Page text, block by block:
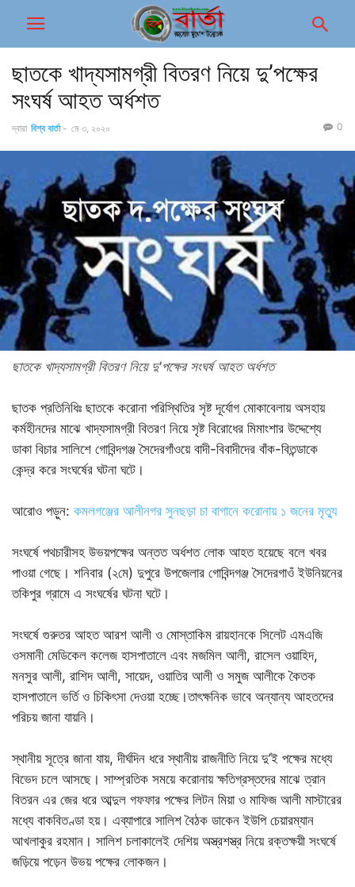
ছাতকে খাদ্যসামগ্রী বিতরণ নিয়ে দু’পক্ষের
সংঘর্ষ আহত অর্ধশত
দ্বারা বিশ্ব বার্তা - মে ৩, ২০২০ 0
ছাতকে খাদ্যসামগ্রী বিতরণ নিয়ে দু'পক্ষের সংঘর্ষ আহত অর্ধশত
ছাতক প্র‌তি‌নি‌ধিঃ ছাতকে করোনা পরিস্থিতির সৃষ্ট দূর্যোগ মোকাবেলায় অসহায়
কর্মহীনদের মাঝে খাদ্যসামগ্রী বিতরণ নিয়ে সৃষ্ট বিরোধের মিমাংশার উদ্দেশ্যে
ডাকা বিচার সালিশে গোবিন্দগঞ্জ সৈদেরগাঁওয়ে বাদী-বিবাদীদের বাঁক-বিতন্ডাকে
কেন্দ্র করে সংঘর্ষের ঘটনা ঘটে।
আরোও পড়ুন: কমলগঞ্জের আলীনগর সুনছড়া চা বাগানে করোনায় ১ জনের মৃত্যু
সংঘর্ষে পথচারীসহ উভয়পক্ষের অন্তত অর্ধশত লোক আহত হয়েছে বলে খবর
পাওয়া গেছে। শনিবার (২মে) দুপুরে উপজেলার গোবিন্দগঞ্জ সৈদেরগাওঁ ইউনিয়নের
তকিপুর গ্রামে এ সংঘর্ষের ঘটনা ঘটে।
সংঘর্ষে গুরুতর আহত আরশ আলী ও মোস্তাকিম রায়হানকে সিলেট এমএজি
ওসমানী মেডিকেল কলেজ হাসপাতালে এবং মজমিল আলী, রাসেল ওয়াহিদ,
মনসুর আলী, রাশিদ আলী, সায়েদ, ওয়াতির আলী ও সমুজ আলীকে কৈতক
হাসপাতালে ভর্তি ও চিকিৎসা দেওয়া হচ্ছে।তাৎক্ষনিক ভাবে অন্যান্য আহতদের
পরিচয় জানা যায়নি।
স্থানীয় সূত্রে জানা যায়, দীর্ঘদিন ধরে স্থানীয় রাজনীতি নিয়ে দু’ই পক্ষের মধ্যে
বিভেদ চলে আসছে। সাম্প্রতিক সময়ে করোনায় ক্ষতিগ্রস্তদের মাঝে ত্রান
বিতরন এর জের ধরে আব্দুল গফফার পক্ষের লিটন মিয়া ও মাফিজ আলী মাস্টারের
মধ্যে বাকবিতণ্ডা হয়। এব্যাপারে সালিশ বৈঠক ডাকেন ইউপি চেয়ারম্যান
আখলাকুর রহমান। সালিশ চলাকালেই দেশিয় অস্ত্রশস্ত্র নিয়ে রক্তক্ষয়ী সংঘর্ষে
জড়িয়ে পড়েন উভয় পক্ষের লোকজন।